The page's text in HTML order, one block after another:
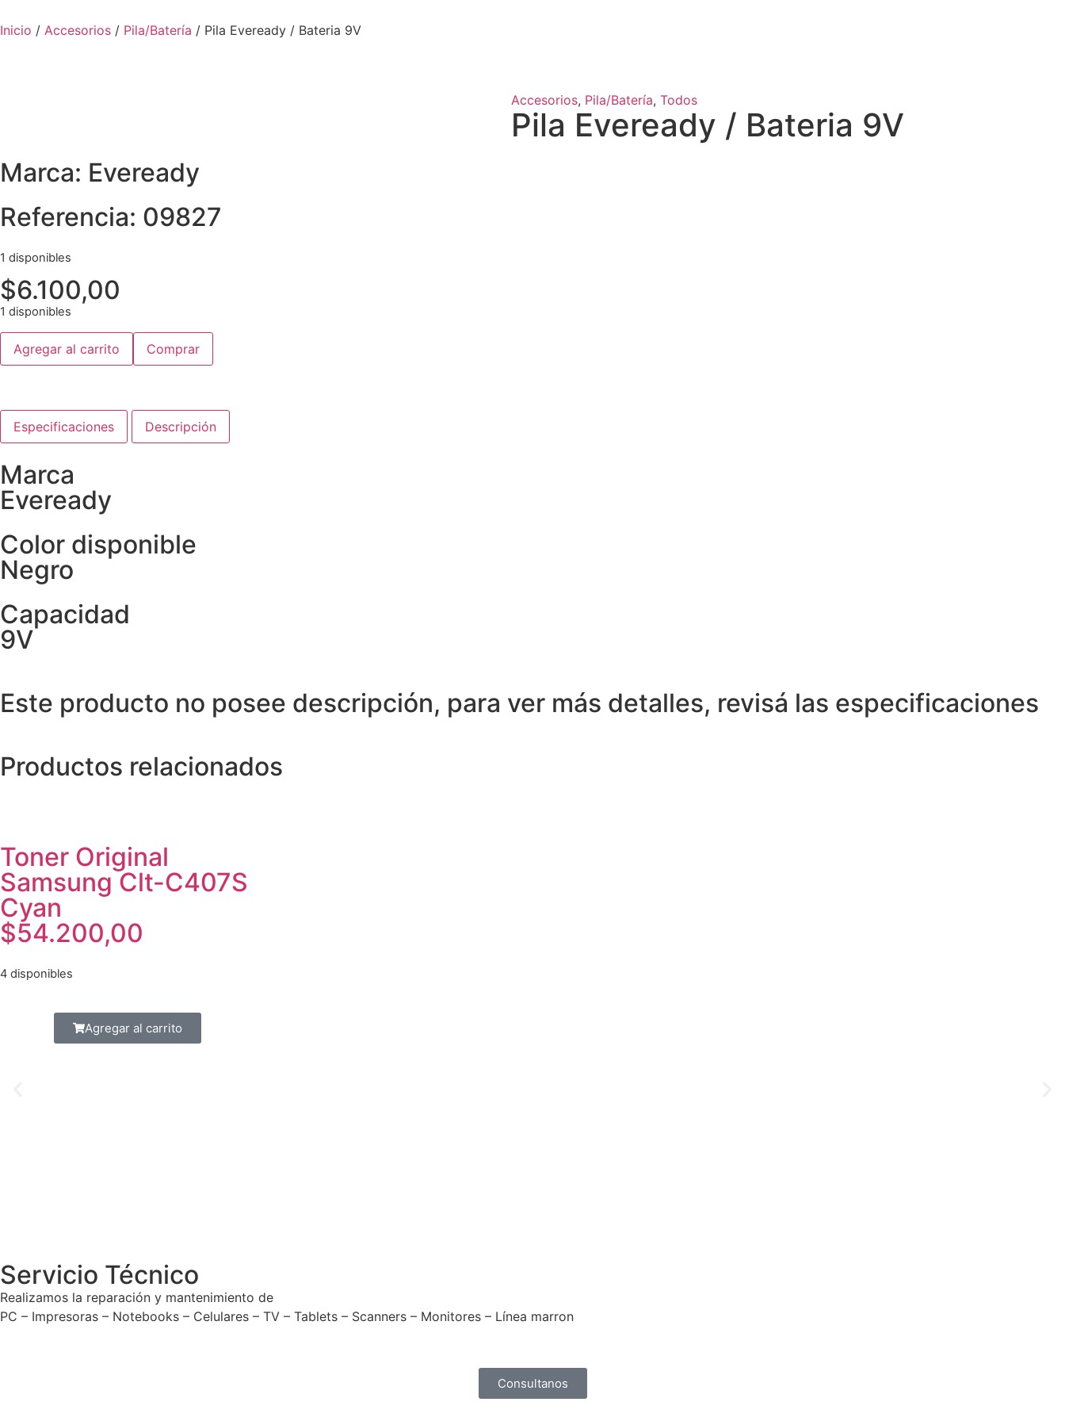
Inicio / Accesorios / Pila/Batería / Pila Eveready / Bateria 9V
Accesorios, Pila/Batería, Todos
Pila Eveready / Bateria 9V
Marca: Eveready
Referencia: 09827
1 disponibles
$6.100,00
1 disponibles
Agregar al carrito Comprar
Especificaciones Descripción
Marca
Eveready
Color disponible
Negro
Capacidad
9V
Este producto no posee descripción, para ver más detalles, revisá las especificaciones
Productos relacionados
Toner Original
Samsung Clt-C407S
Cyan
$54.200,00
4 disponibles
Agregar al carrito
Servicio Técnico
Realizamos la reparación y mantenimiento de
PC – Impresoras – Notebooks – Celulares – TV – Tablets – Scanners – Monitores – Línea marron
Consultanos